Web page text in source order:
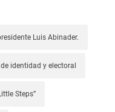
Luis Abinader.
identidad y electoral
Steps”